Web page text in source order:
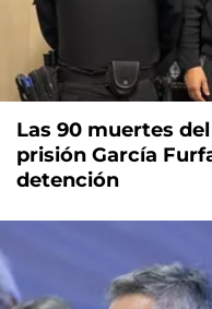
Las 90 muertes
prisión García
detención